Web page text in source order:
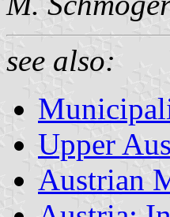
see also:
Upper
Austrian